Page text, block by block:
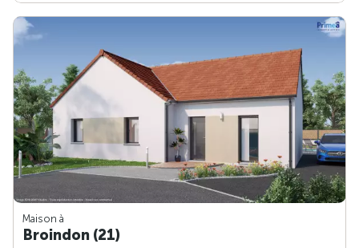
Maison à
Broindon (21)